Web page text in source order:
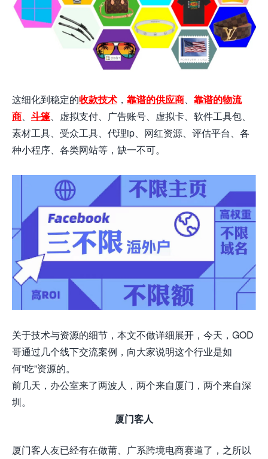
这细化到稳定的收款技术 ， 靠谱的供应商、 靠谱的物流
商、 斗篷、虚拟支付、广告账号、虚拟卡、软件工具包、
素材工具、受众工具、代理ip、网红资源、评估平台、各
种小程序、各类网站等，缺一不可。
关于技术与资源的细节，本文不做详细展开，今天，GOD
哥通过几个线下交流案例，向大家说明这个行业是如
何“吃”资源的。
前几天，办公室来了两波人，两个来自厦门，两个来自深
圳。
厦门客人
厦门客人友已经有在做莆、广系跨境电商赛道了，之所以